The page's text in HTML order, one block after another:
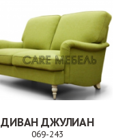
ДИВАН ДЖУЛИАН
069-243